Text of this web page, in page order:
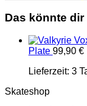
Das könnte
Plate 99,90 €
Lieferzeit: 3
Skateshop